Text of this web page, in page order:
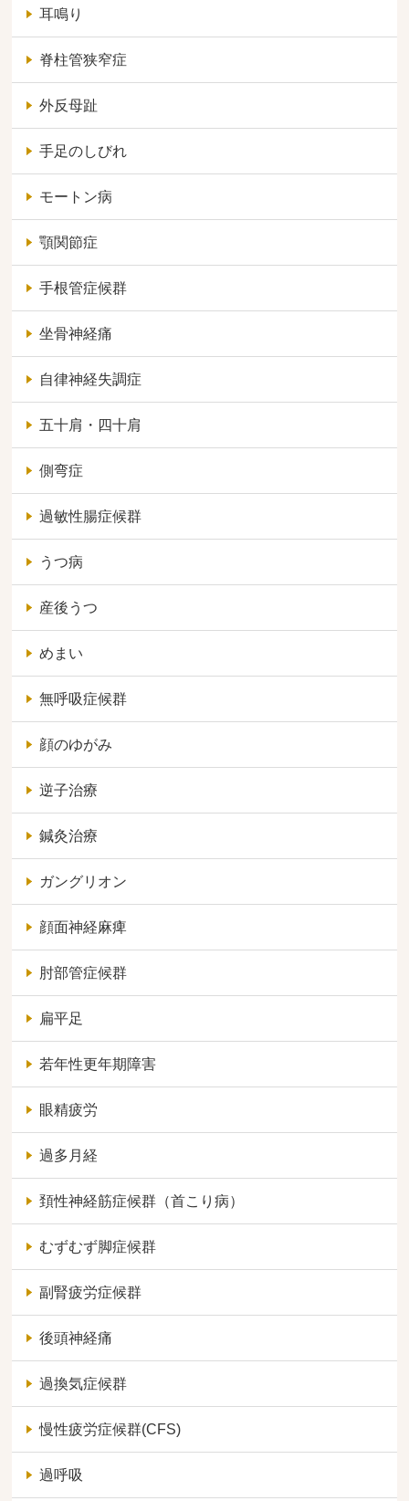
耳鳴り
脊柱管狭窄症
外反母趾
手足のしびれ
モートン病
顎関節症
手根管症候群
坐骨神経痛
自律神経失調症
五十肩・四十肩
側弯症
過敏性腸症候群
うつ病
産後うつ
めまい
無呼吸症候群
顔のゆがみ
逆子治療
鍼灸治療
ガングリオン
顔面神経麻痺
肘部管症候群
扁平足
若年性更年期障害
眼精疲労
過多月経
頚性神経筋症候群（首こり病）
むずむず脚症候群
副腎疲労症候群
後頭神経痛
過換気症候群
慢性疲労症候群(CFS)
過呼吸